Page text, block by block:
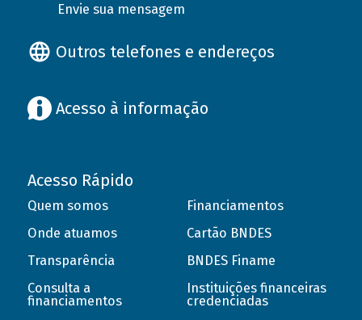
Envie sua mensagem
Outros telefones e endereços
Acesso à informação
Acesso Rápido
Quem somos
Onde atuamos
Transparência
Consulta a
financiamentos
Financiamentos
Cartão BNDES
BNDES Finame
Instituições financeiras
credenciadas